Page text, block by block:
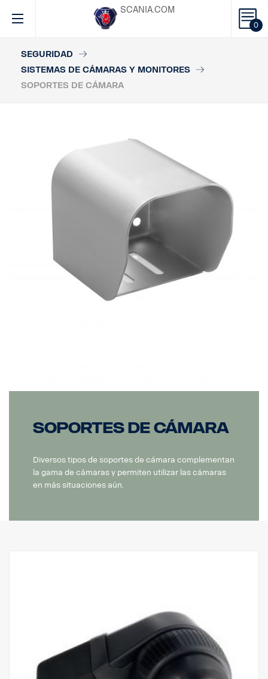
0
SCANIA.COM
SEGURIDAD
SISTEMAS DE CÁMARAS Y MONITORES
SOPORTES DE CÁMARA
Soportes de cámara
Diversos tipos de soportes de cámara complementan
la gama de cámaras y permiten utilizar las cámaras
en más situaciones aún.